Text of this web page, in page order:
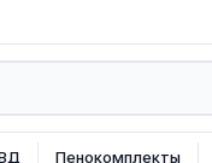
Пенокомплекты